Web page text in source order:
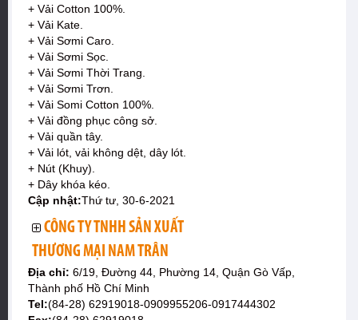
+ Vải Cotton 100%.
+ Vải Kate.
+ Vải Sơmi Caro.
+ Vải Sơmi Sọc.
+ Vải Sơmi Thời Trang.
+ Vải Sơmi Trơn.
+ Vải Somi Cotton 100%.
+ Vải đồng phục công sở.
+ Vải quần tây.
+ Vải lót, vải không dệt, dây lót.
+ Nút (Khuy).
+ Dây khóa kéo.
Cập nhật:Thứ tư, 30-6-2021
CÔNG TY TNHH SẢN XUẤT
THƯƠNG MẠI NAM TRÂN
Địa chỉ: 6/19, Đường 44, Phường 14, Quận Gò Vấp,
Thành phố Hồ Chí Minh
Tel:(84-28) 62919018-0909955206-0917444302